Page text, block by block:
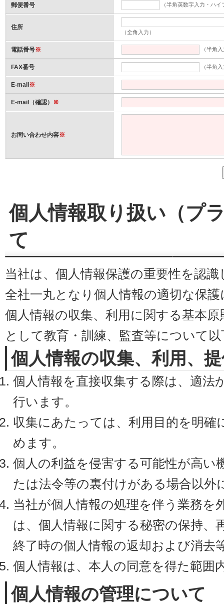
郵便番号 （半角英数字入力・ハイ
住所
（全角入力）
電話番号※ （半角
FAX番号 （半角
E-mail ※
E-mail（確認） ※
お問い合わせ内容※
個人情報取り扱い（プ
て
当社は、個人情報保護の重要性を認
全社一丸となり個人情報の適切な保
個人情報の収集、利用に関する基本
として教育・訓練、監査等について
個人情報の収集、利用、
個人情報を直接収集する際は、適法
行います。
収集にあたっては、利用目的を明
めます。
個人の利益を侵害する可能性が高い
たは法令等の裏付けがある場合以外
当社が個人情報の処理を伴う業務を
は、個人情報に関する秘密の保持、
終了時の個人情報の返却および消
個人情報は、本人の同意を得た範囲
個人情報の管理について